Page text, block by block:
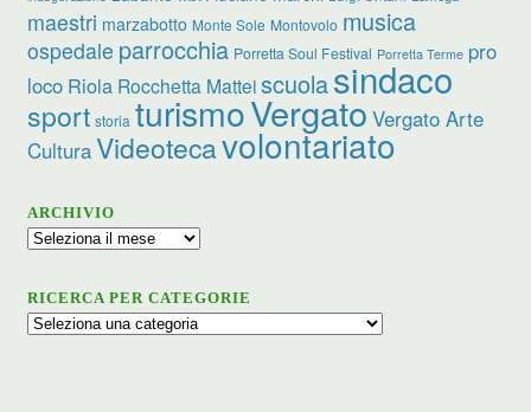
maestri marzabotto Monte Sole Montovolo musica
ospedale parrocchia Porretta Soul Festival Porretta Terme pro
loco Riola Rocchetta Matteiscuolasindaco
sport storia turismoVergato Vergato Arte
CulturaVideotecavolontariato
ARCHIVIO
Archivio
RICERCA PER CATEGORIE
Ricerca